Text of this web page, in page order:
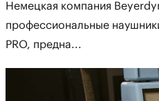
Немецкая компания
профессиональные
PRO, предна...